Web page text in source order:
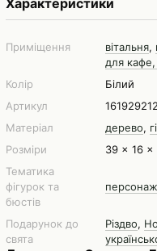
Характеристики
Приміщення вітальня,
для
Колір
Білий
Артикул
Матеріал
дерево,
Розміри
39 x 16 x
Тематика
фігурок та
бюстів
Подарунок до
свята
Різдво,